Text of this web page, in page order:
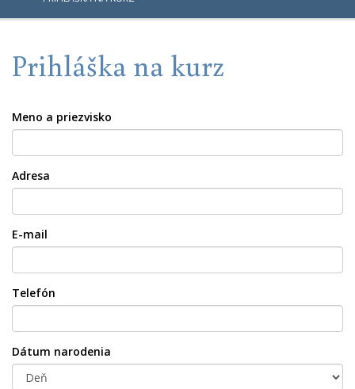
Prihláška na kurz
Meno a priezvisko
Adresa
E-mail
Telefón
Dátum narodenia